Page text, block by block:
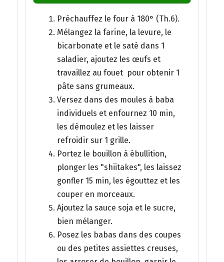
Préchauffez le four à 180° (Th.6).
Mélangez la farine, la levure, le
bicarbonate et le saté dans 1
saladier, ajoutez les œufs et
travaillez au fouet pour obtenir 1
pâte sans grumeaux.
Versez dans des moules à baba
individuels et enfournez 10 min,
les démoulez et les laisser
refroidir sur 1 grille.
Portez le bouillon à ébullition,
plonger les "shiitakes", les laissez
gonfler 15 min, les égouttez et les
couper en morceaux.
Ajoutez la sauce soja et le sucre,
bien mélanger.
Posez les babas dans des coupes
ou des petites assiettes creuses,